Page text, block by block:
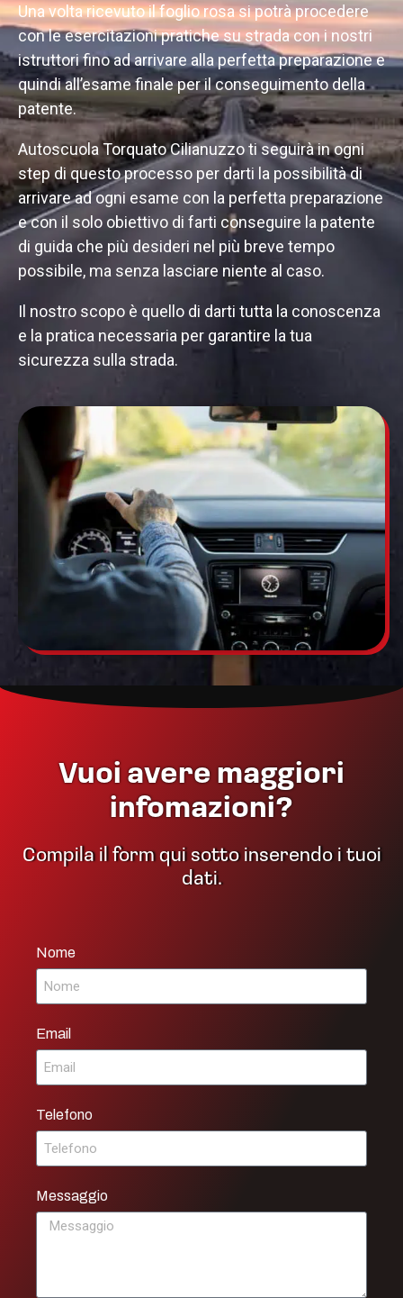
Una volta ricevuto il foglio rosa si potrà procedere
con le esercitazioni pratiche su strada con i nostri
istruttori fino ad arrivare alla perfetta preparazione e
quindi all’esame finale per il conseguimento della
patente.
Autoscuola Torquato Cilianuzzo ti seguirà in ogni
step di questo processo per darti la possibilità di
arrivare ad ogni esame con la perfetta preparazione
e con il solo obiettivo di farti conseguire la patente
di guida che più desideri nel più breve tempo
possibile, ma senza lasciare niente al caso.
Il nostro scopo è quello di darti tutta la conoscenza
e la pratica necessaria per garantire la tua
sicurezza sulla strada.
Vuoi avere maggiori
infomazioni?
Compila il form qui sotto inserendo i tuoi
dati.
Nome
Email
Telefono
Messaggio